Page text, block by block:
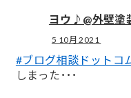
ヨウ♪@外壁塗
5 10月 2021
#ブログ相談ドットコ
しまった･･･